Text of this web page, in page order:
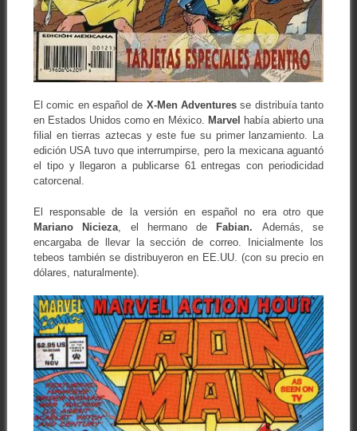
El comic en español de X-Men Adventures se distribuía tanto
en Estados Unidos como en México. Marvel
había abierto una
filial en tierras aztecas y este fue su primer lanzamiento. La
edición USA tuvo que interrumpirse, pero la mexicana aguantó
el tipo y llegaron a publicarse 61 entregas con periodicidad
catorcenal.
El responsable de la versión en español no era otro que
Mariano Nicieza , el hermano de Fabian. Además, se
encargaba de llevar la sección de correo. Inicialmente los
tebeos también se distribuyeron en EE.UU. (con su precio en
dólares, naturalmente).